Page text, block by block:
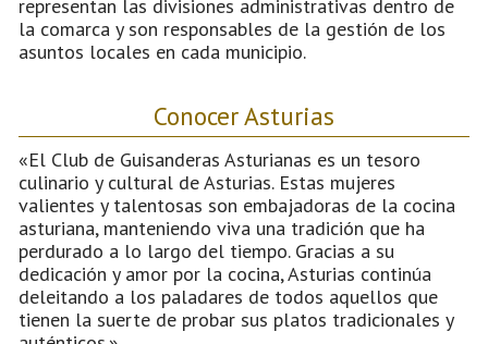
representan las divisiones administrativas dentro de
la comarca y son responsables de la gestión de los
asuntos locales en cada municipio.
Conocer Asturias
«El Club de Guisanderas Asturianas es un tesoro
culinario y cultural de Asturias. Estas mujeres
valientes y talentosas son embajadoras de la cocina
asturiana, manteniendo viva una tradición que ha
perdurado a lo largo del tiempo. Gracias a su
dedicación y amor por la cocina, Asturias continúa
deleitando a los paladares de todos aquellos que
tienen la suerte de probar sus platos tradicionales y